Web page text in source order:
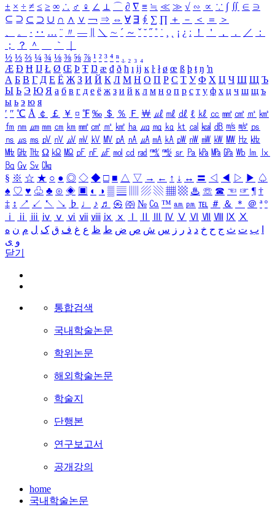
± × ÷ ≠ ≤ ≥ ∞ ∴ ♂ ♀ ∠ ⊥ ⌒ ∂ ∇ ≡ ≒ ≪ ≫ √ ∽ ∝ ∵ ∫ ∬ ∈ ∋
⊆ ⊇ ⊂ ⊃ ∪ ∩ ∧ ∨ ￢ ⇒ ⇔ ∀ ∃ ∮ ∑ ∏ ＋ － ＜ ＝
＞
、
。 · ‥ … ¨ 〃 ― ＼ ∼ ´ ～ ˇ ˘ ˝ ˚ ˙ ¸ ¡ ¿ ː ！ ＇ ， ． ／
：
；
？ ＾ ｀
½ ⅓ ⅔ ¼ ¾ ⅛ ⅜ ⅝ ⅞ ¹ ² ³ ⁴ ⁿ ₁ ₂ ₃ ₄
Æ Ð Ħ Ĳ Ł Ø Œ Þ Ŧ Ŋ æ đ ð ħ ı ĳ ĸ ŀ ł ø œ ß þ ŧ ŋ ŉ
А Б В Г Д Е Ё Ж З И Й К Л М Н О П Р С Т У Ф Х Ц Ч Ш Щ Ъ
Ы Ь Э Ю Я а б в г д е ё ж з и й к л м н о п р с т у ф х ц ч ш щ ъ
ы ь э ю я
′ ″ ℃ Å ￠ ￡ ￥ ¤ ℉ ‰ ＄ ％ Ｆ ￦ ㎕ ㎖ ㎗ ℓ ㎘ ㏄ ㎣ ㎤ ㎥ ㎦
㎙ ㎚ ㎛ ㎜ ㎝ ㎞ ㎟ ㎠ ㎡ ㎢ ㏊ ㎍ ㎎ ㎏ ㏏ ㎈ ㎉ ㏈ ㎧ ㎨ ㎰
㎱ ㎲ ㎳ ㎴ ㎵ ㎶ ㎷ ㎸ ㎹ ㎀ ㎁ ㎂ ㎃ ㎄ ㎺ ㎻ ㎽ ㎾ ㎿ ㎐ ㎑
㎒ ㎓ ㎔ Ω ㏀ ㏁ ㎊ ㎋ ㎌ ㏖ ㏅ ㎭ ㎮ ㎯ ㏛ ㎩ ㎪ ㎫ ㎬ ㏝ ㏐
㏓
㏃ ㏉ ㏜ ㏆
§ ※ ☆ ★ ○ ● ◎ ◇ ◆ □ ■ △ ▽ → ← ↑ ↓ ↔ 〓 ◁ ◀ ▷ ▶ ♤
♠ ♡ ♥ ♧ ♣ ⊙ ◈ ▣ ◐ ◑ ▒ ▤ ▨ ▧ ▦ ▩ ♨ ☏ ☎ ☜ ☞ ¶ †
‡ ↕ ↗ ↙ ↖ ↘ ♭ ♩ ♪ ♬ ㉿ ㈜ № ㏇ ™ ㏂ ㏘ ℡ ＃ ＆ ＊ ＠ ª º
ⅰ
ⅱ ⅲ ⅳ ⅴ ⅵ ⅶ ⅷ ⅸ ⅹ Ⅳ Ⅴ Ⅵ Ⅶ Ⅷ Ⅸ Ⅹ
ب ت ث ج ح خ د ذ ر ز س ش ص ض ط ظ ع غ ف ق ک ل م ن ه
و ی
닫기
통합검색
국내학술논문
학위논문
해외학술논문
학술지
단행본
연구보고서
공개강의
home
국내학술논문